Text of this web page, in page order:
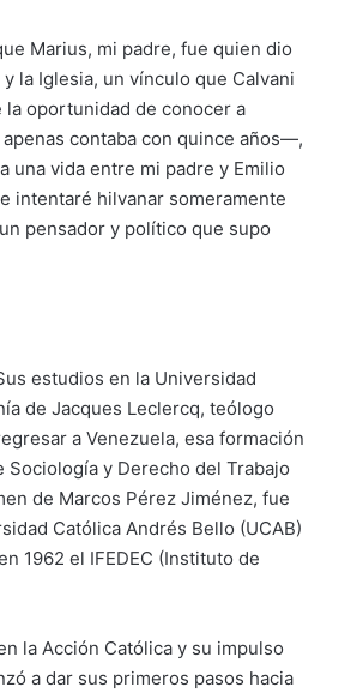
Marius, mi padre, fue quien dio
la Iglesia, un vínculo que Calvani
oportunidad de conocer a
contaba con quince años—,
una vida entre mi padre y Emilio
intentaré hilvanar someramente
pensador y político que supo
estudios en la Universidad
de Jacques Leclercq, teólogo
a Venezuela, esa formación
Sociología y Derecho del Trabajo
de Marcos Pérez Jiménez, fue
Católica Andrés Bello (UCAB)
1962 el IFEDEC (Instituto de
la Acción Católica y su impulso
a dar sus primeros pasos hacia